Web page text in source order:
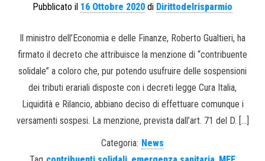
Pubblicato il 16 Ottobre 2020 di Dirittodelrisparmio
Il ministro dell’Economia e delle Finanze, Roberto Gualtieri, ha
firmato il decreto che attribuisce la menzione di “contribuente
solidale” a coloro che, pur potendo usufruire delle sospensioni
dei tributi erariali disposte con i decreti legge Cura Italia,
Liquidità e Rilancio, abbiano deciso di effettuare comunque i
versamenti sospesi. La menzione, prevista dall’art. 71 del D. […]
Categoria: News